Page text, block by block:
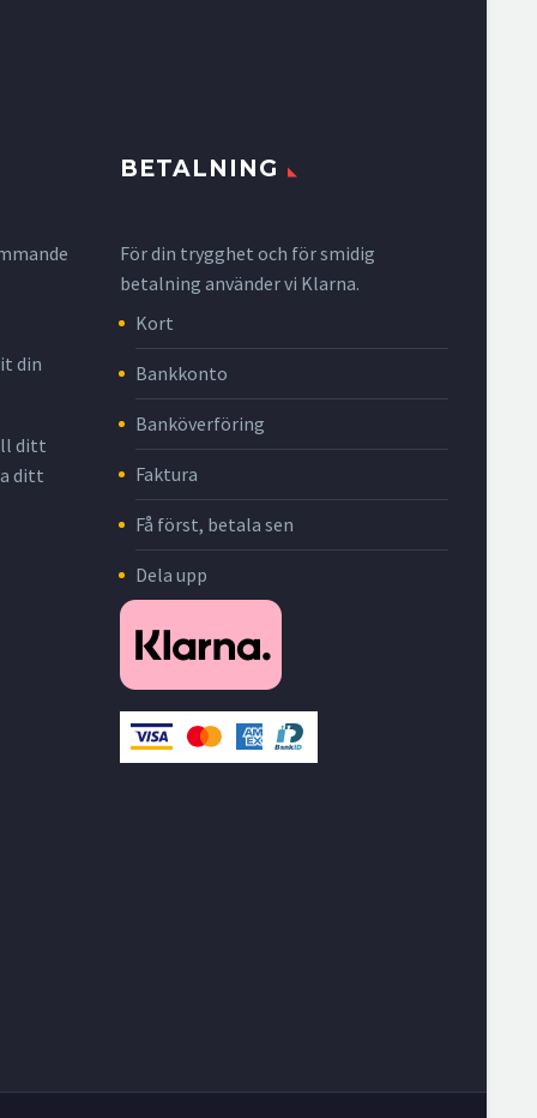
din
ditt
ditt
BETALNING
För din trygghet och för smidig
betalning använder vi Klarna.
Kort
Bankkonto
Banköverföring
Faktura
Få först, betala sen
Dela upp